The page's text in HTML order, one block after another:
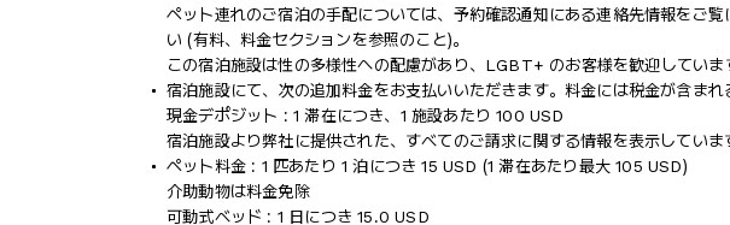
ペット連れのご宿泊の手配については、予約確認通知にある連絡先情報をご
い (有料、料金セクションを参照のこと)。
この宿泊施設は性の多様性への配慮があり、LGBT+ のお客様を歓迎していま
宿泊施設にて、次の追加料金をお支払いいただきます。料金には税金が含ま
現金デポジット : 1 滞在につき、1 施設あたり 100 USD
宿泊施設より弊社に提供された、すべてのご請求に関する情報を表示していま
ペット料金 : 1 匹あたり 1 泊につき 15 USD (1 滞在あたり最大 105 USD)
介助動物は料金免除
可動式ベッド : 1 日につき 15.0 USD